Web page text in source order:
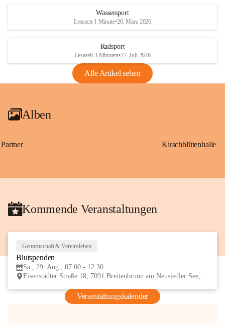
Anhang VBl. EU Nr. 18
1 Seite•1,4 MB
VBl. EU Nr. 18_2026
Wassersport
Lesezeit 1 Minute•26. März 2026
Radsport
Lesezeit 3 Minuten•27. Juli 2026
Alle Artikel sehen
Alben
Partner Kirschblütenhalle
Kommende Veranstaltungen
Gemeinschaft & Vereinsleben
Blutspenden
Sa., 29. Aug., 07:00 - 12:30
Eisenstädter Straße 18, 7091 Breitenbrunn am Neusiedler See, AUT
Veranstaltungskalender